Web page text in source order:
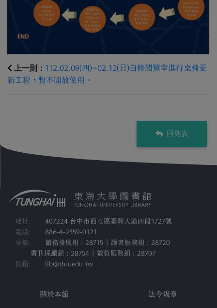
上一則： 112.02.09(四)~02.12(日)自修閱覽室進行桌椅更
新工程，暫不開放使用。
回列表
地址:
407224 台中市西屯區臺灣大道四段1727號
電話:
886-4-2359-0121
分機:
館務發展組 : 28715 | 讀者服務組 : 28720
書刊採編組 : 28754 | 數位服務組 : 28707
信箱:
lib@thu.edu.tw
關於本館 法令規章